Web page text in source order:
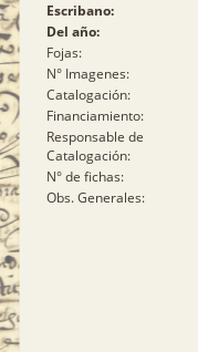
Escribano:
Del año:
Fojas:
N° Imagenes:
Catalogación:
Financiamiento:
Responsable de
Catalogación:
N° de fichas:
Obs. Generales: